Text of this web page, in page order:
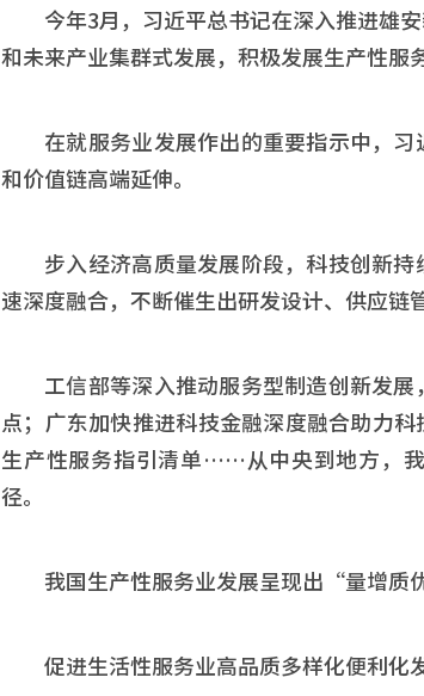
今年3月，习近平总书记在深入推进雄
和未来产业集群式发展，积极发展生产性服
在就服务业发展作出的重要指示中，
和价值链高端延伸。
步入经济高质量发展阶段，科技创新
速深度融合，不断催生出研发设计、供应链
工信部等深入推动服务型制造创新发
点；广东加快推进科技金融深度融合助力
生产性服务指引清单……从中央到地方，
径。
我国生产性服务业发展呈现出“量增质
促进生活性服务业高品质多样化便利化